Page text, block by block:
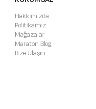
Hakkımızda
Politikamız
Mağazalar
Maraton Blog
Bize Ulaşın